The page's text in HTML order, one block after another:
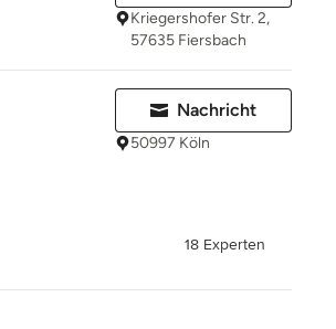
Kriegershofer Str. 2,
57635 Fiersbach
Nachricht
50997 Köln
18 Experten